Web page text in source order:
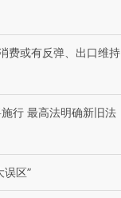
费或有反弹、出口维持
行 最高法明确新旧法
误区”